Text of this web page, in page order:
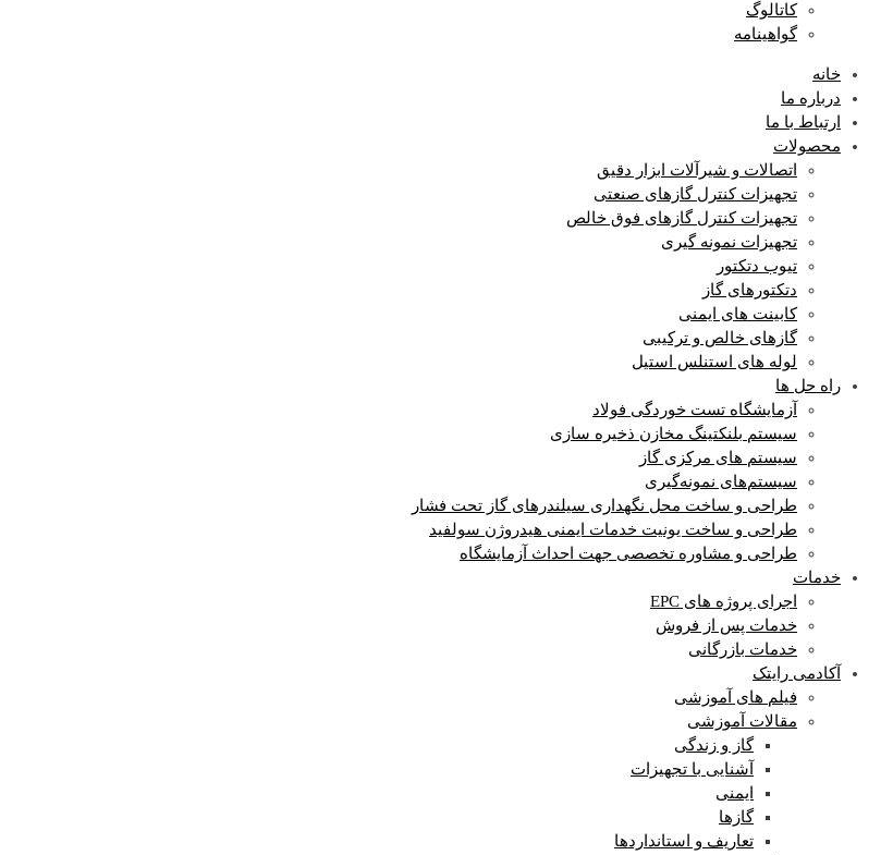
کاتالوگ
گواهینامه
خانه
درباره ما
ارتباط با ما
محصولات
اتصالات و شیرآلات ابزار دقیق
تجهیزات کنترل گازهای صنعتی
تجهیزات کنترل گازهای فوق خالص
تجهیزات نمونه گیری
تیوب دتکتور
دتکتورهای گاز
کابینت های ایمنی
گازهای خالص و ترکیبی
لوله های استنلس استیل
راه حل ها
آزمایشگاه‌ تست خوردگی فولاد
سیستم بلنکتینگ مخازن ذخیره سازی
سیستم های مرکزی گاز
سیستم‌های نمونه‌گیری
طراحی و ساخت محل نگهداری سیلندرهای گاز تحت فشار
طراحی و ساخت یونیت خدمات ایمنی هیدروژن سولفید
طراحی و مشاوره تخصصی جهت احداث آزمایشگاه
خدمات
اجرای پروژه های EPC
خدمات پس از فروش
خدمات بازرگانی
آکادمی رایتک
فیلم های آموزشی
مقالات آموزشی
گاز و زندگی
آشنایی با تجهیزات
ایمنی
گازها
تعاریف و استانداردها